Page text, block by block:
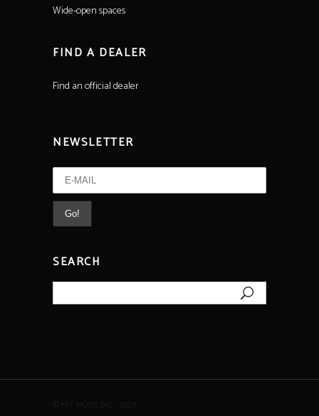
Wide-open spaces
FIND A DEALER
Find an official dealer
NEWSLETTER
SEARCH
for:
© HIT MUSIC SAS - 2025